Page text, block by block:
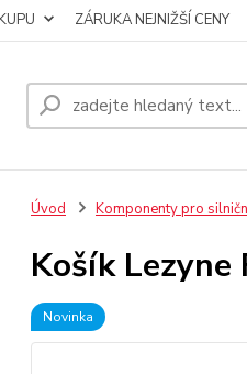
ZÁRUKA NEJNIŽŠÍ CENY
Úvod Komponenty pro
Košík Lezyne
Novinka